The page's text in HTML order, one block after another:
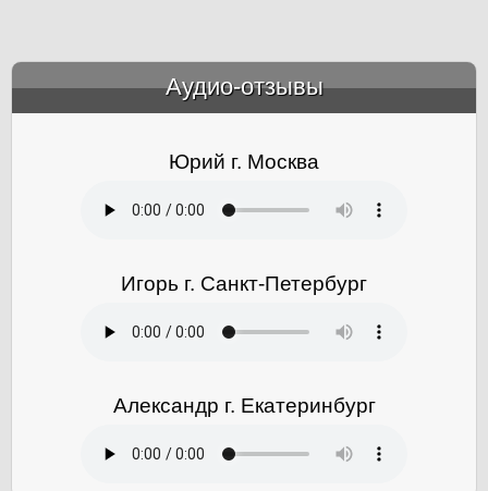
Аудио-отзывы
Юрий г. Москва
Игорь г. Санкт-Петербург
Александр г. Екатеринбург